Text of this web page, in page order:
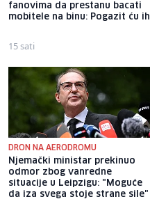
fanovima da prestanu bacati
mobitele na binu: Pogazit ću ih
15 sati
DRON NA AERODROMU
Njemački ministar prekinuo
odmor zbog vanredne
situacije u Leipzigu: "Moguće
da iza svega stoje strane sile"